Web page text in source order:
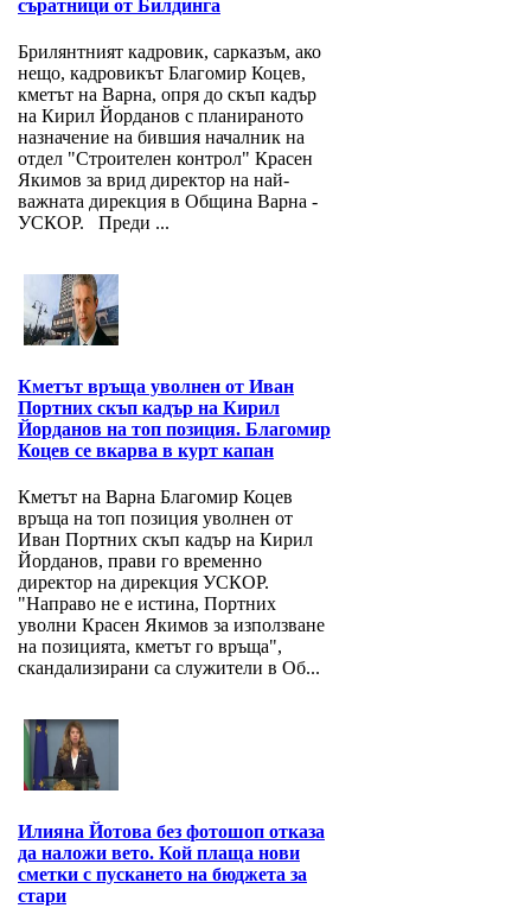
съратници от Билдинга
Брилянтният кадровик, сарказъм, ако
нещо, кадровикът Благомир Коцев,
кметът на Варна, опря до скъп кадър
на Кирил Йорданов с планираното
назначение на бившия началник на
отдел "Строителен контрол" Красен
Якимов за врид директор на най-
важната дирекция в Община Варна -
УСКОР. Преди ...
Кметът връща уволнен от Иван
Портних скъп кадър на Кирил
Йорданов на топ позиция. Благомир
Коцев се вкарва в курт капан
Кметът на Варна Благомир Коцев
връща на топ позиция уволнен от
Иван Портних скъп кадър на Кирил
Йорданов, прави го временно
директор на дирекция УСКОР.
"Направо не е истина, Портних
уволни Красен Якимов за използване
на позицията, кметът го връща",
скандализирани са служители в Об...
Илияна Йотова без фотошоп отказа
да наложи вето. Кой плаща нови
сметки с пускането на бюджета за
стари